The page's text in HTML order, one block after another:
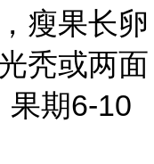
瘦果长卵
秃或两面
果期6-10